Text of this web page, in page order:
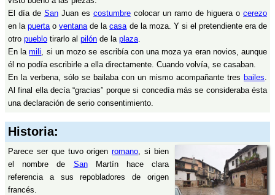
El día de San Juan es costumbre colocar un ramo de higuera o cerezo
en lapuertaoventanade lacasade la moza. Y si el pretendiente era de
otro pueblo tirarlo al pilón de la plaza.
En lamili, si un mozo se escribía con una moza ya eran novios, aunque
él no podía escribirle a ella directamente. Cuando volvía, se casaban.
En la verbena, sólo se bailaba con un mismo acompañante tres bailes.
Al final ella decía “gracias” porque si concedía más se consideraba ésta
una declaración de serio consentimiento.
Historia:
Parece ser que tuvo origenromano, si bien
el nombre de SanMartín hace clara
referencia a sus repobladores de origen
francés.